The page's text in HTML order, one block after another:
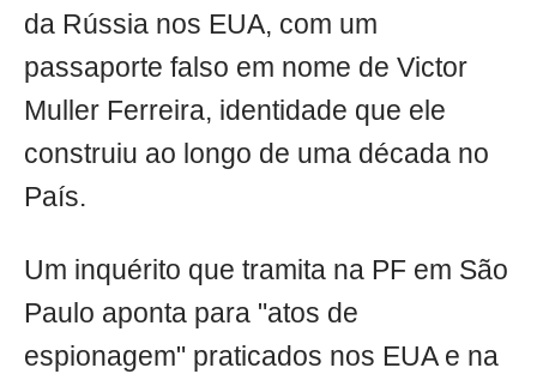
da Rússia nos EUA, com um
passaporte falso em nome de Victor
Muller Ferreira, identidade que ele
construiu ao longo de uma década no
País.
Um inquérito que tramita na PF em São
Paulo aponta para "atos de
espionagem" praticados nos EUA e na